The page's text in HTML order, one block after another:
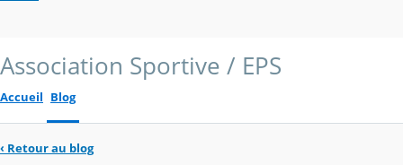
Association Sportive / EPS
Accueil Blog
‹ Retour au blog